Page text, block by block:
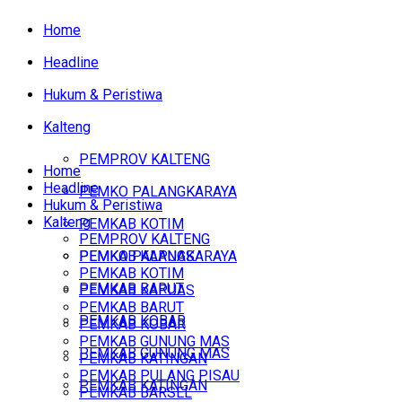
Home
Headline
Hukum & Peristiwa
Kalteng
PEMPROV KALTENG
PEMKO PALANGKARAYA
PEMKAB KOTIM
PEMKAB KAPUAS
PEMKAB BARUT
PEMKAB KOBAR
PEMKAB GUNUNG MAS
PEMKAB KATINGAN
Home
Headline
Hukum & Peristiwa
Kalteng
PEMPROV KALTENG
PEMKO PALANGKARAYA
PEMKAB KOTIM
PEMKAB KAPUAS
PEMKAB BARUT
PEMKAB KOBAR
PEMKAB GUNUNG MAS
PEMKAB KATINGAN
PEMKAB PULANG PISAU
PEMKAB BARSEL